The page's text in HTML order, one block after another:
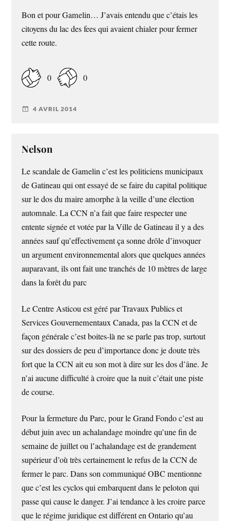
Bon et pour Gamelin… J’avais entendu que c’étais les
citoyens du lac des fees qui avaient chialer pour fermer
cette route.
0 0
4 AVRIL 2014
Nelson
Le scandale de Gamelin c’est les politiciens municipaux
de Gatineau qui ont essayé de se faire du capital politique
sur le dos du maire amorphe à la veille d’une élection
automnale. La CCN n’a fait que faire respecter une
entente signée et votée par la Ville de Gatineau il y a des
années sauf qu’effectivement ça sonne drôle d’invoquer
un argument environnemental alors que quelques années
auparavant, ils ont fait une tranchés de 10 mètres de large
dans la forêt du parc
Le Centre Asticou est géré par Travaux Publics et
Services Gouvernementaux Canada, pas la CCN et de
façon générale c’est boites-là ne se parle pas trop, surtout
sur des dossiers de peu d’importance donc je doute très
fort que la CCN ait eu son mot à dire sur les dos d’âne. Je
n’ai aucune difficulté à croire que la nuit c’était une piste
de course.
Pour la fermeture du Parc, pour le Grand Fondo c’est au
début juin avec un achalandage moindre qu’une fin de
semaine de juillet ou l’achalandage est de grandement
supérieur d’où très certainement le refus de la CCN de
fermer le parc. Dans son communiqué OBC mentionne
que c’est les cyclos qui embarquent dans le peloton qui
passe qui cause le danger. J’ai tendance à les croire parce
que le régime juridique est différent en Ontario qu’au